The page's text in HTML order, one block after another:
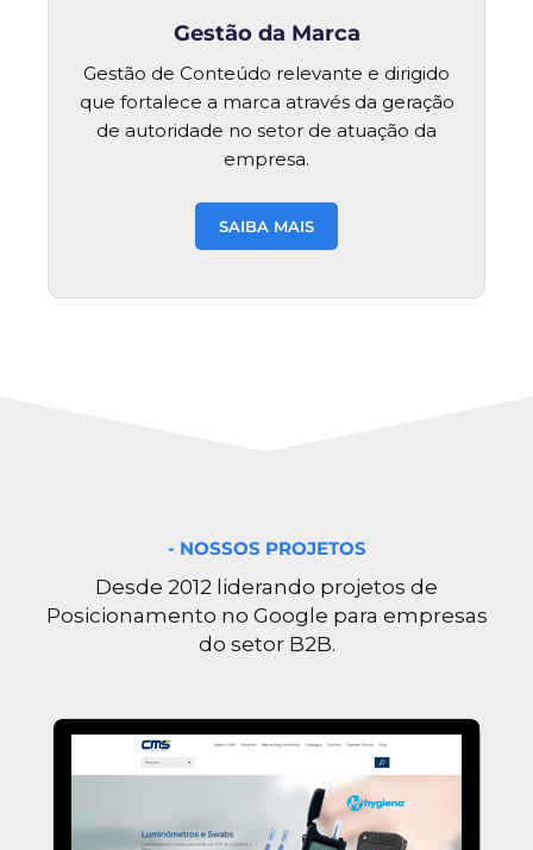
Gestão da Marca
Gestão de Conteúdo relevante e dirigido
que fortalece a marca através da geração
de autoridade no setor de atuação da
empresa.
SAIBA MAIS
- NOSSOS PROJETOS
Desde 2012 liderando projetos de
Posicionamento no Google para empresas
do setor B2B.